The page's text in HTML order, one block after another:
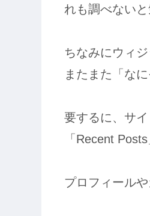
れも調べない
ちなみにウィ
またまた「な
要するに、サ
「Recent
プロフィール